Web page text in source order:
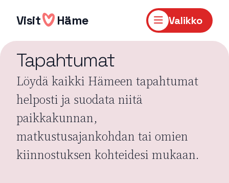
sisältöön
Visit Häme Valikko
Tapahtumat
Löydä kaikki Hämeen tapahtumat
helposti ja suodata niitä
paikkakunnan,
matkustusajankohdan tai omien
kiinnostuksen kohteidesi mukaan.